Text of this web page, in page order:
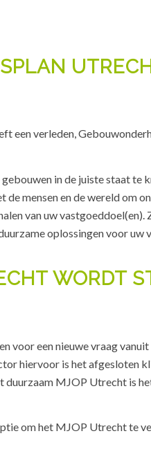
een verleden,
in de juiste staat te
mensen en de wereld om
van uw vastgoeddoel(en).
oplossingen voor uw
WORDT
voor een nieuwe vraag
hiervoor is het afgesloten
MJOP Utrecht is
om het MJOP Utrecht te